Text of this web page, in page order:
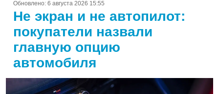
Обновлено: 6 августа 2026 15:55
Не экран и не автопилот:
покупатели назвали
главную опцию
автомобиля